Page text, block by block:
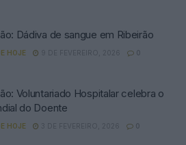
Dádiva de sangue em Ribeirão
HOJE 9 DE FEVEREIRO, 2026 0
Voluntariado Hospitalar celebra o
do Doente
HOJE 3 DE FEVEREIRO, 2026 0